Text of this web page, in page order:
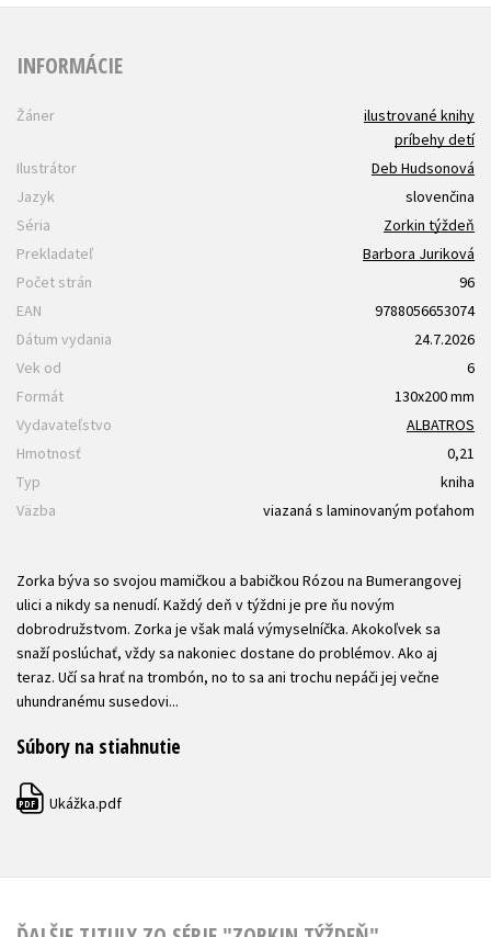
INFORMÁCIE
Žáner
ilustrované knihy
príbehy detí
Ilustrátor
Deb Hudsonová
Jazyk
slovenčina
Séria
Zorkin týždeň
Prekladateľ
Barbora Juriková
Počet strán
96
EAN
9788056653074
Dátum vydania
24.7.2026
Vek od
6
Formát
130x200 mm
Vydavateľstvo
ALBATROS
Hmotnosť
0,21
Typ
kniha
Väzba
viazaná s laminovaným poťahom
Zorka býva so svojou mamičkou a babičkou Rózou na Bumerangovej
ulici a nikdy sa nenudí. Každý deň v týždni je pre ňu novým
dobrodružstvom. Zorka je však malá výmyselníčka. Akokoľvek sa
snaží poslúchať, vždy sa nakoniec dostane do problémov. Ako aj
teraz. Učí sa hrať na trombón, no to sa ani trochu nepáči jej večne
uhundranému susedovi...
Súbory na stiahnutie
PDF Ukážka.pdf